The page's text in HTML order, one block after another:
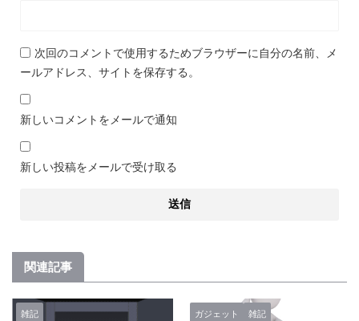
次回のコメントで使用するためブラウザーに自分の名前、メ
ールアドレス、サイトを保存する。
新しいコメントをメールで通知
新しい投稿をメールで受け取る
関連記事
雑記 ガジェット 雑記